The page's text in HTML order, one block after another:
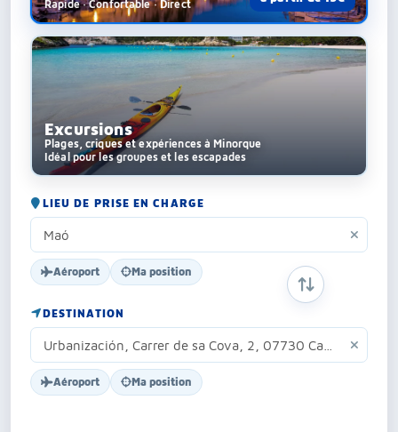
Rapide · Confortable · Direct
Excursions
Plages, criques et expériences à Minorque
Idéal pour les groupes et les escapades
LIEU DE PRISE EN CHARGE
Aéroport Ma position
DESTINATION
Aéroport Ma position
INVERSER